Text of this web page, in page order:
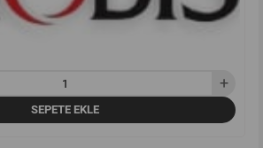
SEPETE EKLE